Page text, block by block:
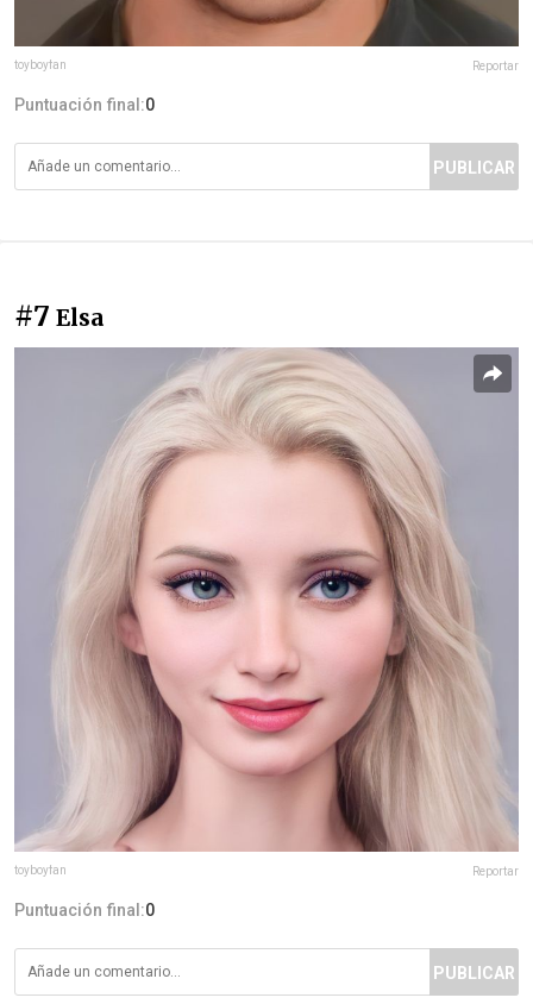
toyboyfan Reportar
Puntuación final:0
PUBLICAR
#7 Elsa
toyboyfan Reportar
Puntuación final:0
PUBLICAR